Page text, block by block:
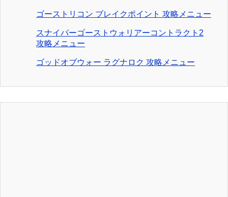
ゴーストリコン ブレイクポイント 攻略メニュー
スナイパーゴーストウォリアーコントラクト2
攻略メニュー
ゴッドオブウォー ラグナロク 攻略メニュー